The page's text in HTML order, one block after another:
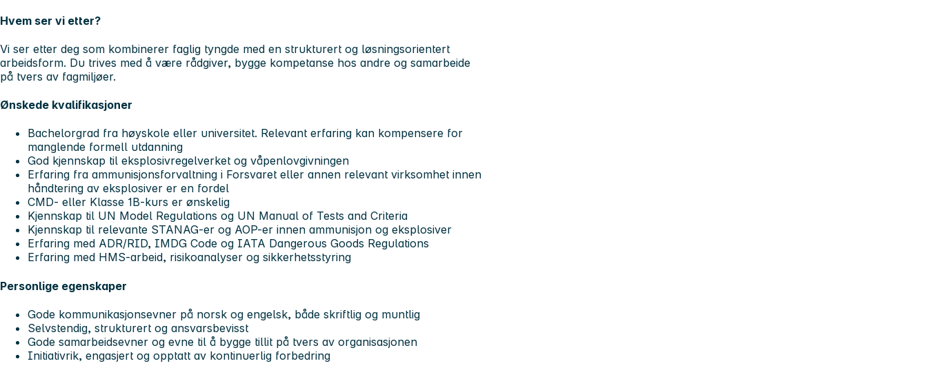
Hvem ser vi etter?
Vi ser etter deg som kombinerer faglig tyngde med en strukturert og løsningsorientert
arbeidsform. Du trives med å være rådgiver, bygge kompetanse hos andre og samarbeide
på tvers av fagmiljøer.
Ønskede kvalifikasjoner
Bachelorgrad fra høyskole eller universitet. Relevant erfaring kan kompensere for
manglende formell utdanning
God kjennskap til eksplosivregelverket og våpenlovgivningen
Erfaring fra ammunisjonsforvaltning i Forsvaret eller annen relevant virksomhet innen
håndtering av eksplosiver er en fordel
CMD- eller Klasse 1B-kurs er ønskelig
Kjennskap til UN Model Regulations og UN Manual of Tests and Criteria
Kjennskap til relevante STANAG-er og AOP-er innen ammunisjon og eksplosiver
Erfaring med ADR/RID, IMDG Code og IATA Dangerous Goods Regulations
Erfaring med HMS-arbeid, risikoanalyser og sikkerhetsstyring
Personlige egenskaper
Gode kommunikasjonsevner på norsk og engelsk, både skriftlig og muntlig
Selvstendig, strukturert og ansvarsbevisst
Gode samarbeidsevner og evne til å bygge tillit på tvers av organisasjonen
Initiativrik, engasjert og opptatt av kontinuerlig forbedring